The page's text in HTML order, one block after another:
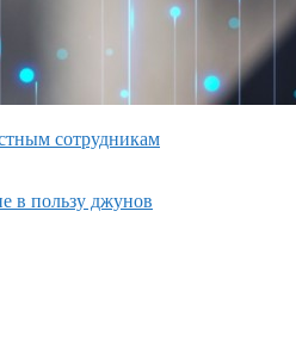
сотрудникам
в пользу джунов